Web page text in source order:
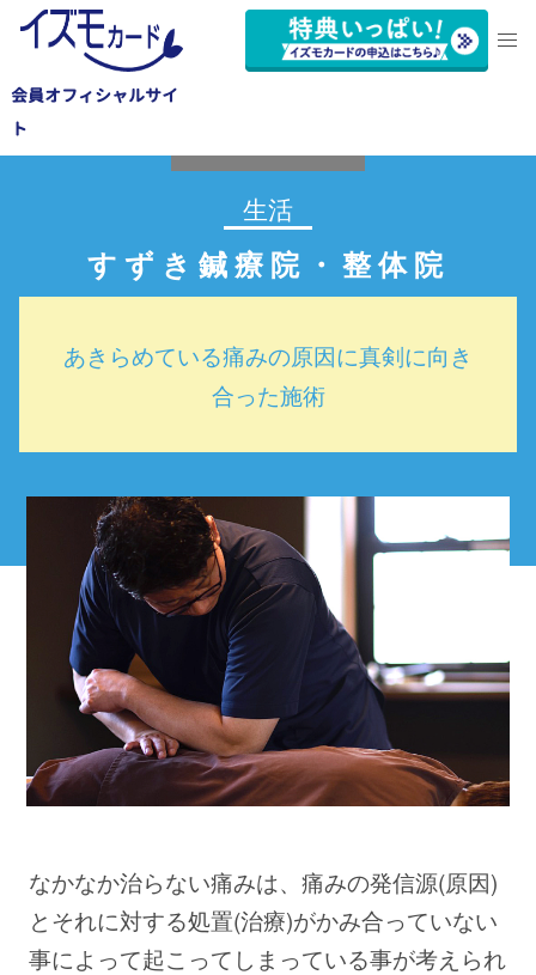
会員オフィシャルサイ
ト
生活
すずき鍼療院・整体院
あきらめている痛みの原因に真剣に向き
合った施術
なかなか治らない痛みは、痛みの発信源(原因)
とそれに対する処置(治療)がかみ合っていない
事によって起こってしまっている事が考えられ